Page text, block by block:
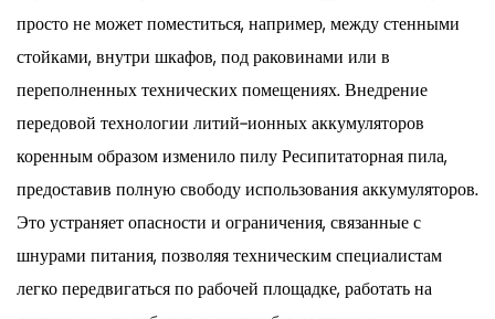
просто не может поместиться, например, между стенными
стойками, внутри шкафов, под раковинами или в
переполненных технических помещениях. Внедрение
передовой технологии литий-ионных аккумуляторов
коренным образом изменило пилу Ресипитаторная пила,
предоставив полную свободу использования аккумуляторов.
Это устраняет опасности и ограничения, связанные с
шнурами питания, позволяя техническим специалистам
легко передвигаться по рабочей площадке, работать на